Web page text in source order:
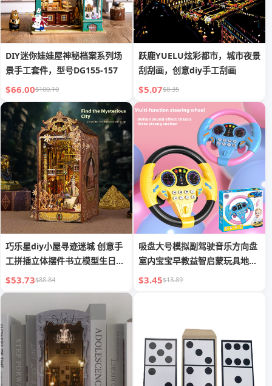
DIY迷你娃娃屋神秘档案系列场
景手工套件，型号DG155-157
$66.00$100.10
跃鹿YUELU炫彩都市，城市夜景
刮刮画，创意diy手工刮画
$5.07$8.35
巧乐星diy小屋寻迹迷城 创意手
工拼插立体摆件书立模型生日礼
物
$53.73$88.84
吸盘大号模拟副驾驶音乐方向盘
室内宝宝早教益智启蒙玩具地摊
批发
$3.45$13.89